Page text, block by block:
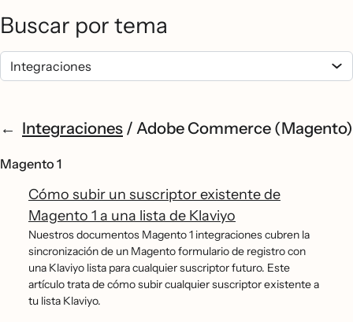
Buscar por tema
Integraciones / Adobe Commerce (Magento)
Magento 1
Cómo subir un suscriptor existente de
Magento 1 a una lista de Klaviyo
Nuestros documentos Magento 1 integraciones cubren la
sincronización de un Magento formulario de registro con
una Klaviyo lista para cualquier suscriptor futuro. Este
artículo trata de cómo subir cualquier suscriptor existente a
tu lista Klaviyo.